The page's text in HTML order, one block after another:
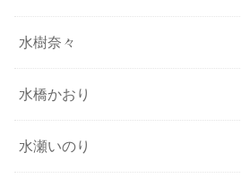
水樹奈々
水橋かおり
水瀬いのり